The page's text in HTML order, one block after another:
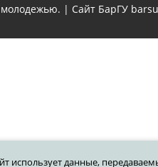
молодежью. | Сайт БарГУ
использует данные,